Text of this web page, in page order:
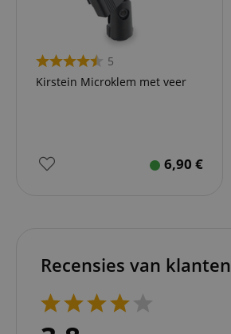
5
Kirstein Microklem met veer
6,90 €
Recensies van klanten